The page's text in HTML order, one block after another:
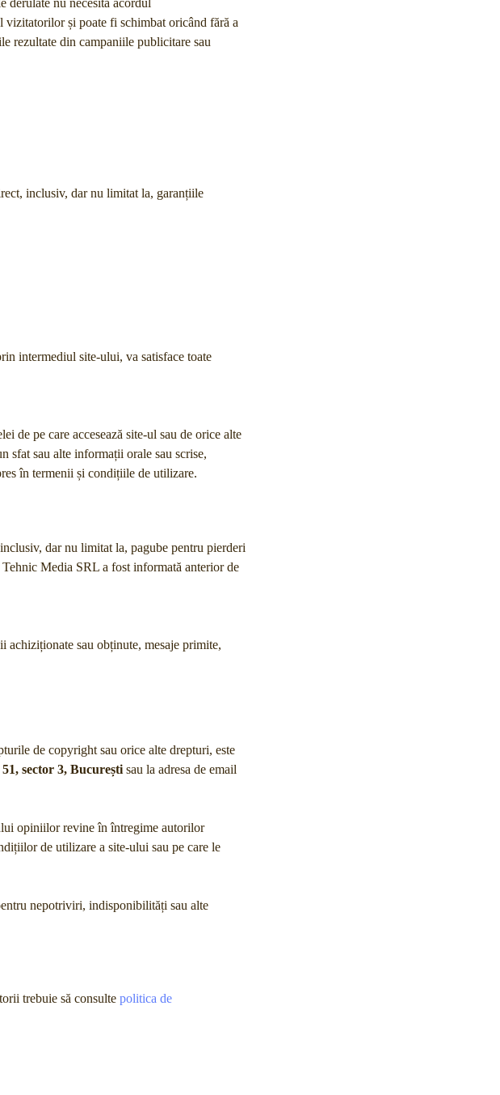
și poate fi schimbat oricând fără a
rezultate din campaniile publicitare sau
inclusiv, dar nu limitat la, garanțiile
intermediul site-ului, va satisface toate
de pe care accesează site-ul sau de orice alte
sfat sau alte informații orale sau scrise,
în termenii și condițiile de utilizare.
dar nu limitat la, pagube pentru pierderi
Media SRL a fost informată anterior de
sau obținute, mesaje primite,
de copyright sau orice alte drepturi, este
sector 3, București sau la adresa de email
opiniilor revine în întregime autorilor
de utilizare a site-ului sau pe care le
nepotriviri, indisponibilități sau alte
trebuie să consulte politica de